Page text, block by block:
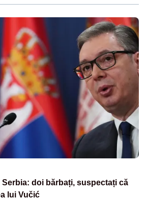
doi bărbați, suspectați că
lui Vučić